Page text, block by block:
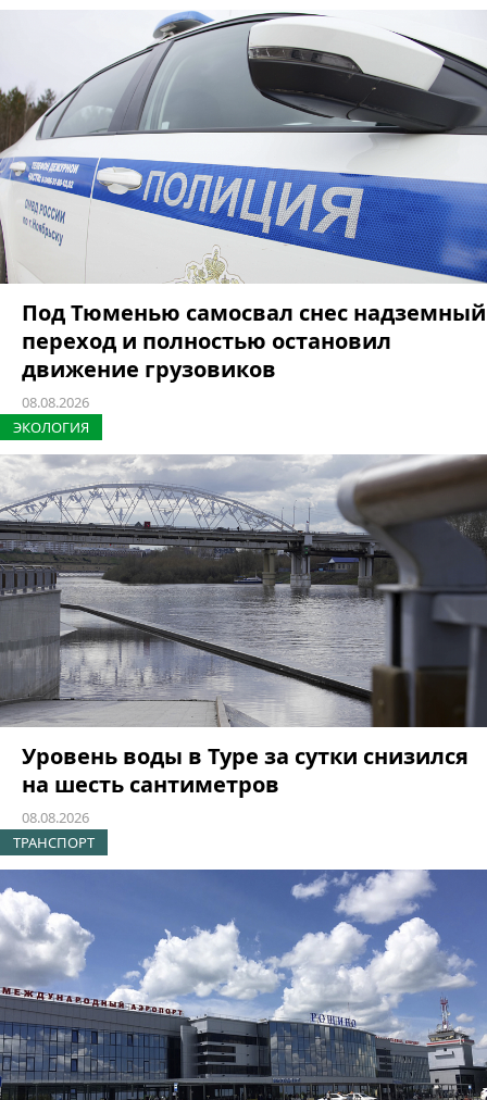
Под Тюменью самосвал снес надземный
переход и полностью остановил
движение грузовиков
08.08.2026
ЭКОЛОГИЯ
Уровень воды в Туре за сутки снизился
на шесть сантиметров
08.08.2026
ТРАНСПОРТ